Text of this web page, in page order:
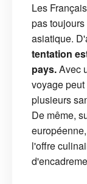
Les
pas
asiatique.
tentation
pays.Avec
voyage
plusieurs
De même,
l'offre